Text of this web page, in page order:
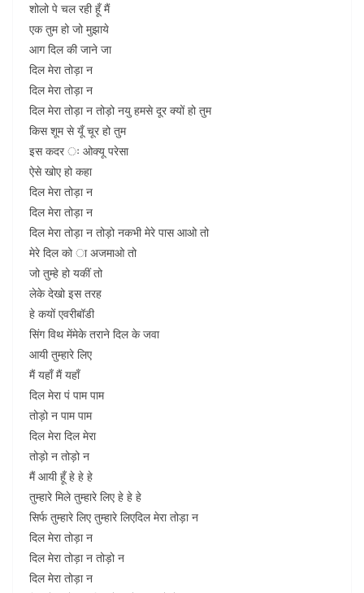
शोलो पे चल रही हूँ मैं
एक तुम हो जो मुझाये
आग दिल की जाने जा
दिल मेरा तोड़ा न
दिल मेरा तोड़ा न
दिल मेरा तोड़ा न तोड़ो नयु हमसे दूर क्यों हो तुम
किस शूम से यूँ चूर हो तुम
इस कदर ः ओक्यू परेसा
ऐसे खोए हो कहा
दिल मेरा तोड़ा न
दिल मेरा तोड़ा न
दिल मेरा तोड़ा न तोड़ो नकभी मेरे पास आओ तो
मेरे दिल को ा अजमाओ तो
जो तुम्हे हो यकीं तो
लेके देखो इस तरह
हे कयों एवरीबॉडी
सिंग विथ मेंमेके तराने दिल के जवा
आयी तुम्हारे लिए
मैं यहाँ मैं यहाँ
दिल मेरा पं पाम पाम
तोड़ो न पाम पाम
दिल मेरा दिल मेरा
तोड़ो न तोड़ो न
मैं आयी हूँ हे हे हे
तुम्हारे मिले तुम्हारे लिए हे हे हे
सिर्फ तुम्हारे लिए तुम्हारे लिएदिल मेरा तोड़ा न
दिल मेरा तोड़ा न
दिल मेरा तोड़ा न तोड़ो न
दिल मेरा तोड़ा न